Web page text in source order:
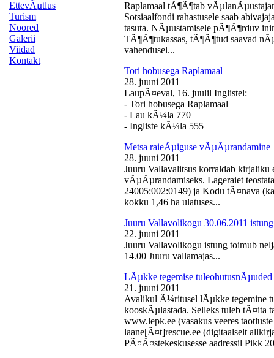
EttevÃµtlus
Turism
Noored
Galerii
Viidad
Kontakt
Raplamaal tÃ¶Ã¶tab
Sotsiaalfondi rahastusele saab
tasuta. NÃµustamisele pÃ¶Ã¶rduv
TÃ¶Ã¶tukassas, tÃ¶Ã¶tud saavad
vahendusel...
Tori hobusega Raplamaal
28. juuni 2011
LaupÃ¤eval, 16. juulil Inglistel:
- Tori hobusega Raplamaal
- Lau kÃ¼la 770
- Ingliste kÃ¼la 555
Metsa raieÃµiguse vÃµÃµrandamine
28. juuni 2011
Juuru Vallavalitsus korraldab kirjaliku
vÃµÃµrandamiseks. Lageraiet
24005:002:0149) ja Kodu tÃ¤nava
kokku 1,46 ha ulatuses...
Juuru Vallavolikogu 30.06.2011 istung
22. juuni 2011
Juuru Vallavolikogu istung toimub
14.00 Juuru vallamajas...
LÃµkke tegemise tuleohutusnÃµuded
21. juuni 2011
Avalikul Ã¼ritusel lÃµkke tegemine
kooskÃµlastada. Selleks tuleb tÃ¤ita
www.lepk.ee (vasakus veeres
laane[Ã¤t]rescue.ee (digitaalselt
PÃ¤Ã¤stekeskusesse aadressil Pikk